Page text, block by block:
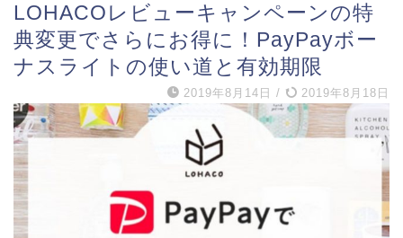
LOHACOレビューキャンペーンの特
典変更でさらにお得に！PayPayボー
ナスライトの使い道と有効期限
2019年8月14日 / 2019年8月18日